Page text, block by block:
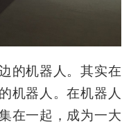
的机器人。其实在
机器人。在机器人
在一起，成为一大